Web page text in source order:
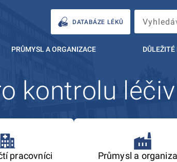
DATABÁZE LÉKŮ
PRŮMYSL A ORGANIZACE
kontrolu léčiv
pracovníci Průmysl a